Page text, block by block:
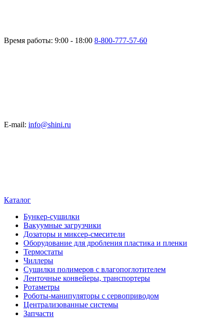
Время работы: 9:00 - 18:00 8-800-777-57-60
E-mail: info@shini.ru
Каталог
Бункер-сушилки
Вакуумные загрузчики
Дозаторы и миксер-смесители
Оборудование для дробления пластика и пленки
Термостаты
Чиллеры
Сушилки полимеров с влагопоглотителем
Ленточные конвейеры, транспортеры
Ротаметры
Роботы-манипуляторы с сервоприводом
Централизованные системы
Запчасти